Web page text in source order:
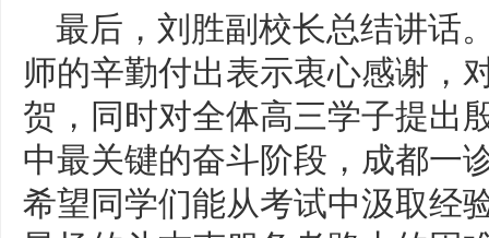
最后，刘胜副校长总结讲话
师的辛勤付出表示衷心感谢，
贺，同时对全体高三学子提出
中最关键的奋斗阶段，成都一
希望同学们能从考试中汲取经